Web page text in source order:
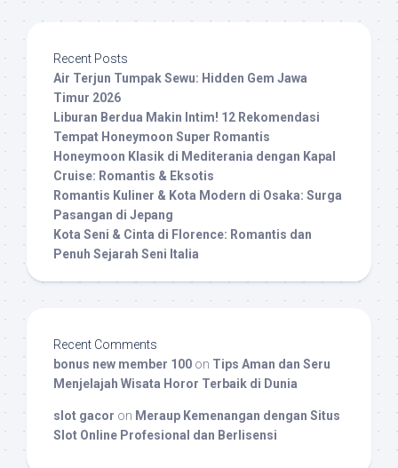
Recent Posts
Air Terjun Tumpak Sewu: Hidden Gem Jawa
Timur 2026
Liburan Berdua Makin Intim! 12 Rekomendasi
Tempat Honeymoon Super Romantis
Honeymoon Klasik di Mediterania dengan Kapal
Cruise: Romantis & Eksotis
Romantis Kuliner & Kota Modern di Osaka: Surga
Pasangan di Jepang
Kota Seni & Cinta di Florence: Romantis dan
Penuh Sejarah Seni Italia
Recent Comments
bonus new member 100 on Tips Aman dan Seru
Menjelajah Wisata Horor Terbaik di Dunia
slot gacor on Meraup Kemenangan dengan Situs
Slot Online Profesional dan Berlisensi